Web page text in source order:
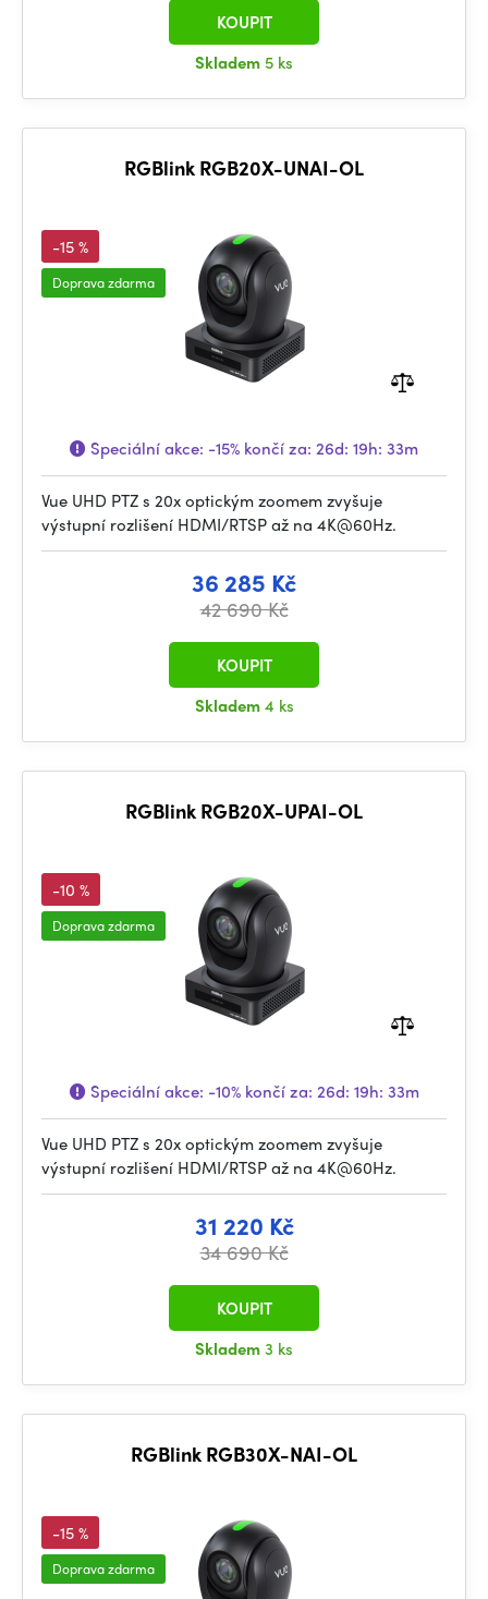
Skladem 5 ks
KOUPIT
RGBlink RGB20X-UNAI-OL
-15 %
Doprava zdarma
Speciální akce: -15% končí za: 26d: 19h: 33m
Vue UHD PTZ s 20x optickým zoomem zvyšuje
výstupní rozlišení HDMI/RTSP až na 4K@60Hz.
36 285 Kč
42 690 Kč
Skladem4 ks
KOUPIT
RGBlink RGB20X-UPAI-OL
-10 %
Doprava zdarma
Speciální akce: -10%končí za: 26d: 19h: 33m
Vue UHD PTZ s 20x optickým zoomem zvyšuje
výstupní rozlišení HDMI/RTSP až na 4K@60Hz.
31 220 Kč
34 690 Kč
Skladem3 ks
KOUPIT
RGBlink RGB30X-NAI-OL
-15 %
Doprava zdarma